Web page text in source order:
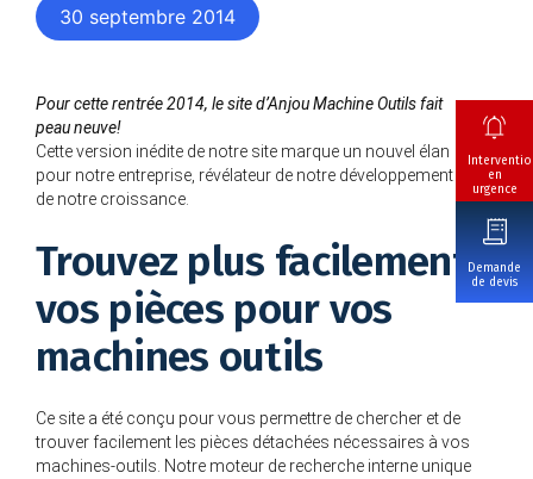
en
urgence
Demande
de devis
30 septembre 2014
Pour cette rentrée 2014, le site d’Anjou Machine Outils fait
peau neuve!
Cette version inédite de notre site marque un nouvel élan
pour notre entreprise, révélateur de notre développement et
de notre croissance.
Trouvez plus facilement
vos pièces pour vos
machines outils
Ce site a été conçu pour vous permettre de chercher et de
trouver facilement les pièces détachées nécessaires à vos
machines-outils. Notre moteur de recherche interne unique